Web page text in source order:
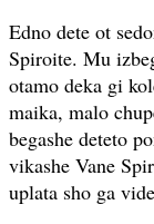
Edno dete ot
Spiroite. Mu
otamo deka gi
maika, malo
begashe deteto
vikashe Vane
uplata sho ga